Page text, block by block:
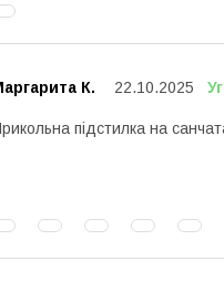
К. 22.10.2025
підстилка на